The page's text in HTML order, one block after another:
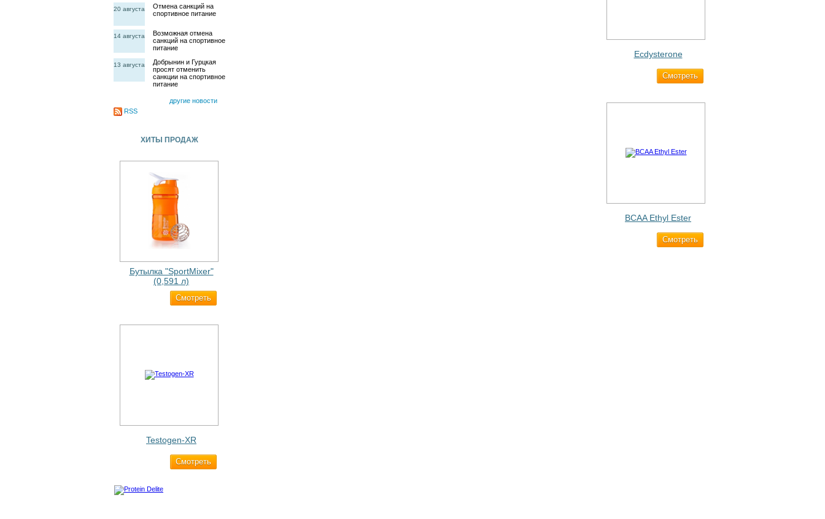
20 августа
Отмена санкций на
спортивное питание
14 августа
Возможная отмена
санкций на спортивное
питание
13 августа
Добрынин и Гурцкая
просят отменить
санкции на спортивное
питание
другие новости
RSS
ХИТЫ ПРОДАЖ
Бутылка "SportMixer"
(0,591 л)
Cмотреть
Testogen-XR
Cмотреть
Ecdysterone
Cмотреть
BCAA Ethyl Ester
Cмотреть